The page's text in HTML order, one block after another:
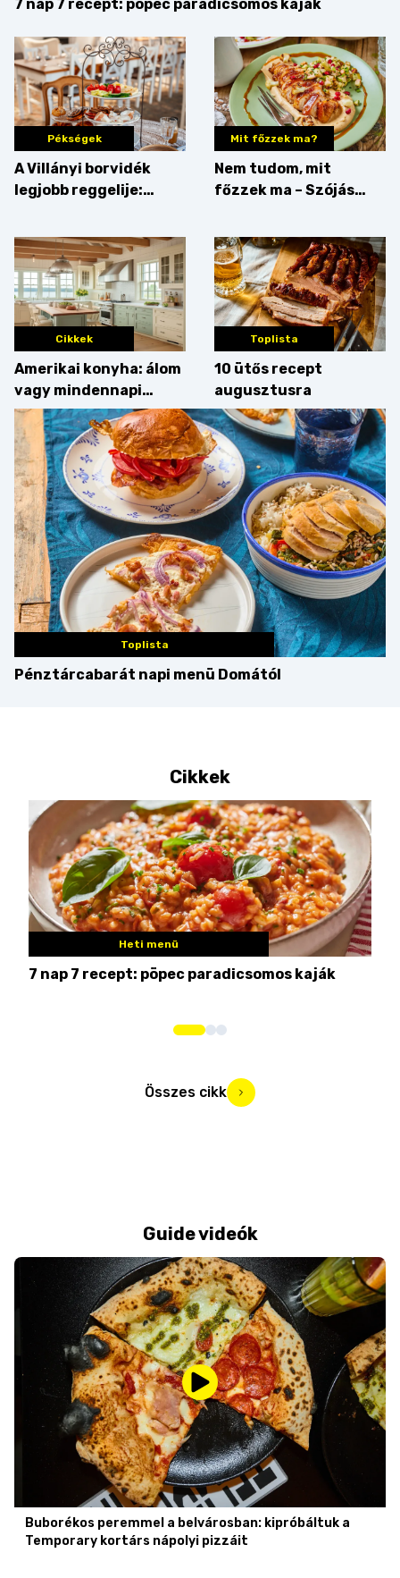
7 nap 7 recept: pöpec paradicsomos kaják
Pékségek
A Villányi borvidék
legjobb reggelije:
gourmet pékáruk
Palkonyán
Mit főzzek ma?
Nem tudom, mit
főzzek ma – Szójás
Cikkek
Amerikai konyha: álom
vagy mindennapi
bosszúság? Mutatjuk
az érveket
Toplista
10 ütős recept
augusztusra
Toplista
Pénztárcabarát napi menü Domától
Cikkek
Heti menü
7 nap 7 recept: pöpec paradicsomos kaják
Összes cikk
Guide videók
Buborékos peremmel a belvárosban: kipróbáltuk a
Temporary kortárs nápolyi pizzáit